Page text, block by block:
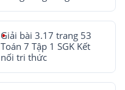
Giải bài 3.17 trang 53
Toán 7 Tập 1 SGK Kết
nối tri thức